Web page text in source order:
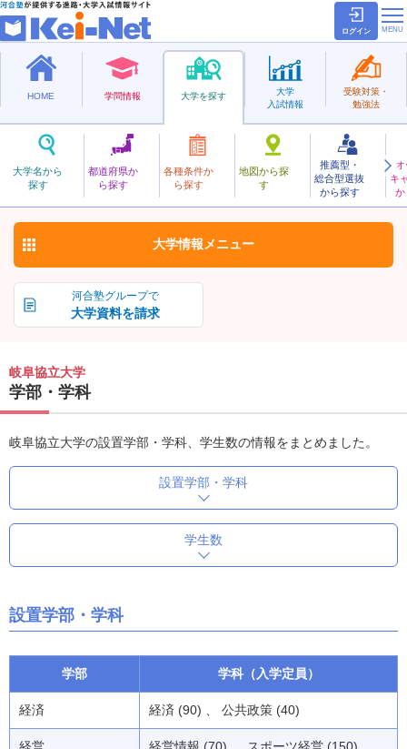
ログイン
HOME 学問情報 大学を探す
大学名から
探す
都道府県か
ら探す
各種条件か
ら探す
地図から探
す
推薦型・
総合型選抜
から探す
キ
か
大学
入試情報
受験対策・
勉強法
私立
ぎふきょうりつ
岐阜協立大学 お気に入り
河合塾グループで
大学資料を請求
大学情報 メニュー
岐阜協立大学
学部・学科
岐阜協立大学の設置学部・学科、学生数の情報をまとめました。
設置学部・学科
学生数
設置学部・学科
学部 学科（入学定員）
経済 経済 (90) 、 公共政策 (40)